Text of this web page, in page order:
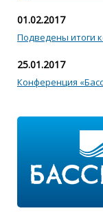
01.02.2017
Подведены итоги
25.01.2017
Конференция